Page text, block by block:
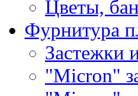
Цветы,
Фурнитура
Застежки
"Micron"